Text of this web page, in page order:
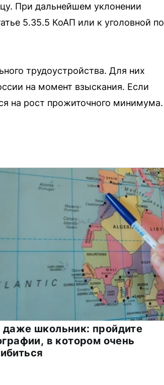
При дальнейшем уклонении
5.35.5 КоАП или к уголовной по
трудоустройства. Для них
на момент взыскания. Если
на рост прожиточного минимума.
даже школьник: пройдите
в котором очень